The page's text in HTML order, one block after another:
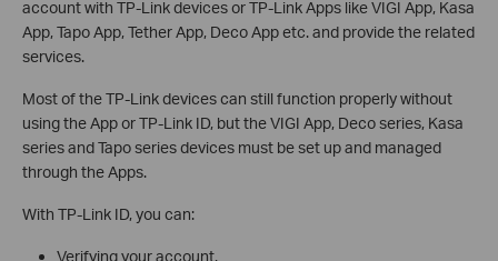
account with TP-Link devices or TP-Link Apps like VIGI App, Kasa
App, Tapo App, Tether App, Deco App etc. and provide the related
services.
Most of the TP-Link devices can still function properly without
using the App or TP-Link ID, but the VIGI App, Deco series, Kasa
series and Tapo series devices must be set up and managed
through the Apps.
With TP-Link ID, you can:
Verifying your account.